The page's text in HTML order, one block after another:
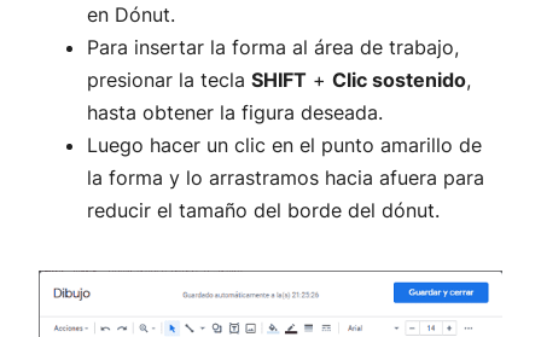
en Dónut.
Para insertar la forma al área de trabajo,
presionar la tecla SHIFT + Clic sostenido,
hasta obtener la figura deseada.
Luego hacer un clic en el punto amarillo de
la forma y lo arrastramos hacia afuera para
reducir el tamaño del borde del dónut.